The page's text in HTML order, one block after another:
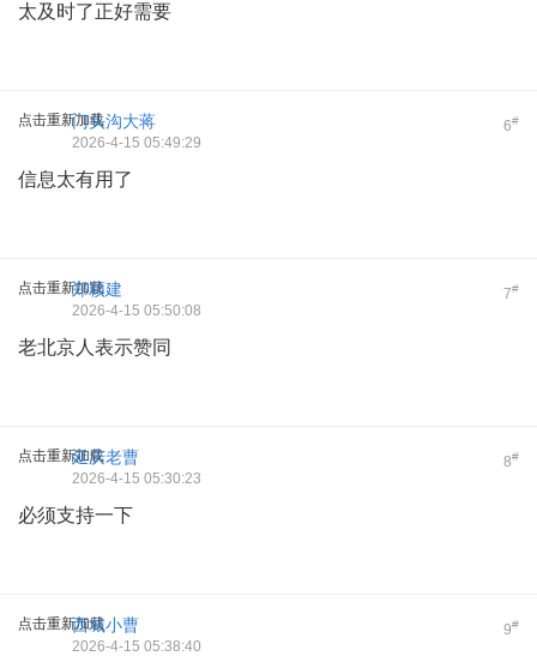
太及时了正好需要
点击重新加载 6#
门头沟大蒋
2026-4-15 05:49:29
信息太有用了
点击重新加载 7#
郑颖建
2026-4-15 05:50:08
老北京人表示赞同
点击重新加载 8#
延庆老曹
2026-4-15 05:30:23
必须支持一下
点击重新加载 9#
西城小曹
2026-4-15 05:38:40